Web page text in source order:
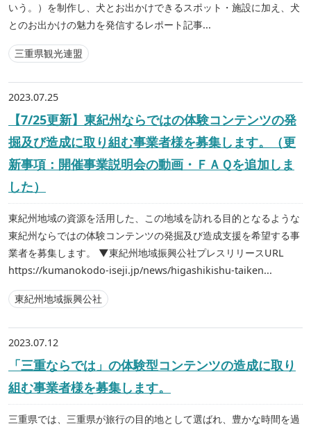
いう。）を制作し、犬とお出かけできるスポット・施設に加え、犬
とのお出かけの魅力を発信するレポート記事...
三重県観光連盟
2023.07.25
【7/25更新】東紀州ならではの体験コンテンツの発
掘及び造成に取り組む事業者様を募集します。（更
新事項：開催事業説明会の動画・ＦＡＱを追加しま
した）
東紀州地域の資源を活用した、この地域を訪れる目的となるような
東紀州ならではの体験コンテンツの発掘及び造成支援を希望する事
業者を募集します。 ▼東紀州地域振興公社プレスリリースURL
https://kumanokodo-iseji.jp/news/higashikishu-taiken...
東紀州地域振興公社
2023.07.12
「三重ならでは」の体験型コンテンツの造成に取り
組む事業者様を募集します。
三重県では、三重県が旅行の目的地として選ばれ、豊かな時間を過